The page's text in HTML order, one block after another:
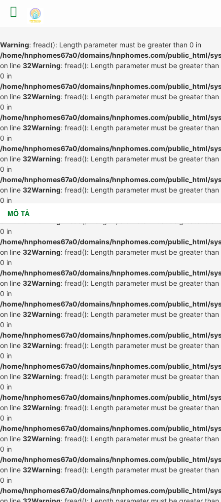
Warning: fread(): Length parameter must be greater than 0 in
/home/hnphomes67a0/domains/hnphomes.com/public_html/
on line 32Warning: fread(): Length parameter must be greater than
0 in
/home/hnphomes67a0/domains/hnphomes.com/public_html/
on line 32Warning: fread(): Length parameter must be greater than
0 in
/home/hnphomes67a0/domains/hnphomes.com/public_html/
on line 32Warning: fread(): Length parameter must be greater than
0 in
/home/hnphomes67a0/domains/hnphomes.com/public_html/
on line 32Warning: fread(): Length parameter must be greater than
0 in
/home/hnphomes67a0/domains/hnphomes.com/public_html/
on line 32Warning: fread(): Length parameter must be greater than
0 in
/home/hnphomes67a0/domains/hnphomes.com/public_html/
0 in
/home/hnphomes67a0/domains/hnphomes.com/public_html/
on line 32Warning: fread(): Length parameter must be greater than
0 in
/home/hnphomes67a0/domains/hnphomes.com/public_html/
on line 32Warning: fread(): Length parameter must be greater than
0 in
/home/hnphomes67a0/domains/hnphomes.com/public_html/
on line 32Warning: fread(): Length parameter must be greater than
0 in
/home/hnphomes67a0/domains/hnphomes.com/public_html/
on line 32Warning: fread(): Length parameter must be greater than
0 in
/home/hnphomes67a0/domains/hnphomes.com/public_html/
on line 32Warning: fread(): Length parameter must be greater than
0 in
/home/hnphomes67a0/domains/hnphomes.com/public_html/
on line 32Warning: fread(): Length parameter must be greater than
0 in
/home/hnphomes67a0/domains/hnphomes.com/public_html/
on line 32Warning: fread(): Length parameter must be greater than
0 in
/home/hnphomes67a0/domains/hnphomes.com/public_html/
on line 32Warning: fread(): Length parameter must be greater than
0 in
/home/hnphomes67a0/domains/hnphomes.com/public_html/
MÔ TẢ